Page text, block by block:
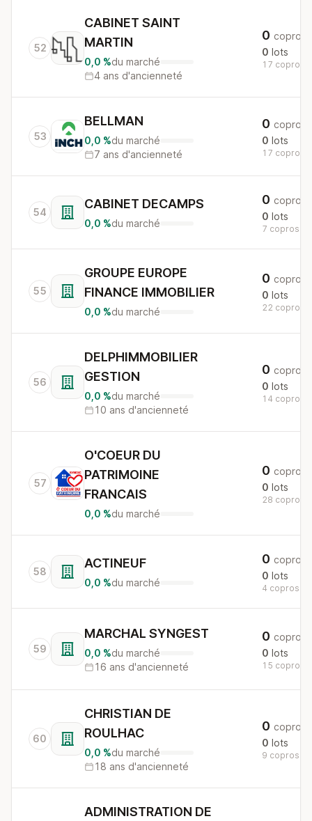
52
CABINET SAINT
MARTIN
0,0 %du marché
4 ans d'ancienneté
0 copros
0 lots
17 copros
53
BELLMAN
0,0 %du marché
7 ans d'ancienneté
0 copros
0 lots
17 copros
54
CABINET DECAMPS
0,0 %du marché
0 copros
0 lots
7 copros
55
GROUPE EUROPE
FINANCE IMMOBILIER
0,0 %du marché
0 copros
0 lots
22 copros
56
DELPHIMMOBILIER
GESTION
0,0 %du marché
10 ans d'ancienneté
0 copros
0 lots
14 copros
57
O'COEUR DU
PATRIMOINE
FRANCAIS
0,0 %du marché
0 copros
0 lots
28 copros
58
ACTINEUF
0,0 %du marché
0 copros
0 lots
4 copros
59
MARCHAL SYNGEST
0,0 %du marché
16 ans d'ancienneté
0 copros
0 lots
15 copros
60
CHRISTIAN DE
ROULHAC
0,0 %du marché
18 ans d'ancienneté
0 copros
0 lots
9 copros
ADMINISTRATION DE